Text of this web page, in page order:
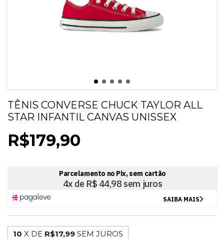
TÊNIS CONVERSE CHUCK TAYLOR ALL
STAR INFANTIL CANVAS UNISSEX
R$179,90
10 X DE R$17,99 SEM JUROS